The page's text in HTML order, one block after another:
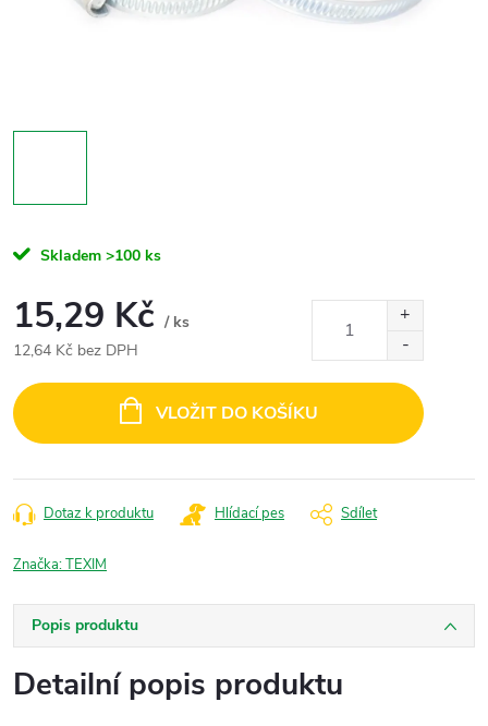
Skladem >100 ks
15,29 Kč / ks
12,64 Kč bez DPH
cena:
VLOŽIT DO KOŠÍKU
Dotaz k produktu Hlídací pes Sdílet
Značka:TEXIM
Popis produktu
Detailní popis produktu